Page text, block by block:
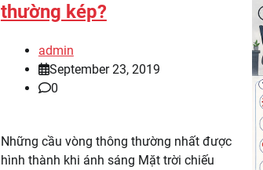
thường kép?
admin
September 23, 2019
0
Những cầu vòng thông thường nhất được
hình thành khi ánh sáng Mặt trời chiếu